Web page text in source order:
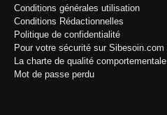
Conditions générales utilisation
Conditions Rédactionnelles
Politique de confidentialité
Pour votre sécurité sur Sibesoin.com
La charte de qualité comportementale
Mot de passe perdu